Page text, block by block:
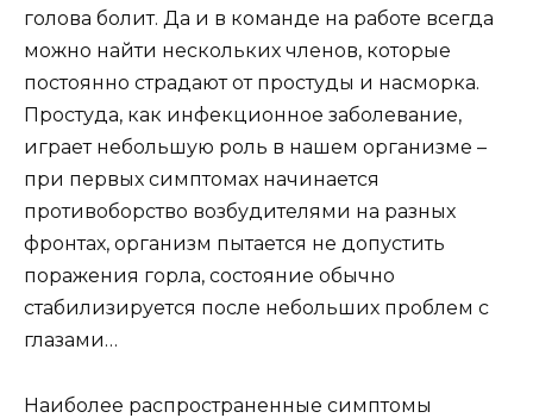
голова болит. Да и в команде на работе всегда
можно найти нескольких членов, которые
постоянно страдают от простуды и насморка.
Простуда, как инфекционное заболевание,
играет небольшую роль в нашем организме –
при первых симптомах начинается
противоборство возбудителями на разных
фронтах, организм пытается не допустить
поражения горла, состояние обычно
стабилизируется после небольших проблем с
глазами…
Наиболее распространенные симптомы